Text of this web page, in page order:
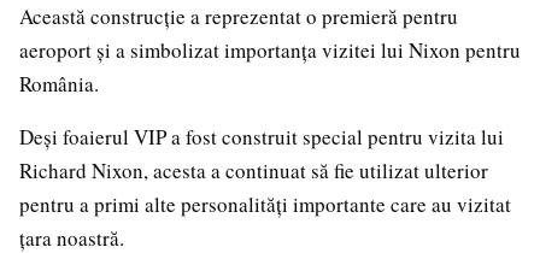
Această construcție a reprezentat o premieră pentru
aeroport și a simbolizat importanța vizitei lui Nixon pentru
România.
Deși foaierul VIP a fost construit special pentru vizita lui
Richard Nixon, acesta a continuat să fie utilizat ulterior
pentru a primi alte personalități importante care au vizitat
țara noastră.